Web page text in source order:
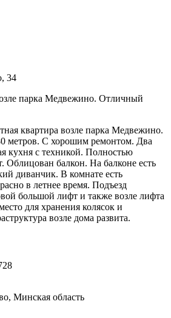
34
парка Медвежино. Отличный
квартира возле парка Медвежино.
метров. С хорошим ремонтом. Два
кухня с техникой. Полностью
Облицован балкон. На балконе есть
диванчик. В комнате есть
в летнее время. Подъезд
большой лифт и также возле лифта
для хранения колясок и
возле дома развита.
Минская область